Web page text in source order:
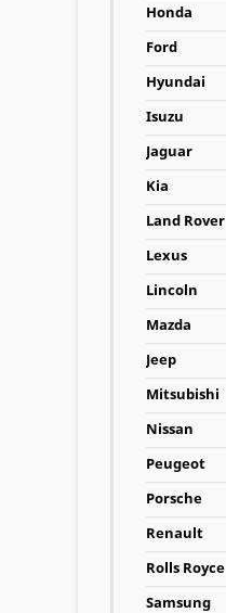
Honda
Ford
Hyundai
Isuzu
Jaguar
Kia
Land Rover
Lexus
Lincoln
Mazda
Jeep
Mitsubishi
Nissan
Peugeot
Porsche
Renault
Rolls Royce
Samsung